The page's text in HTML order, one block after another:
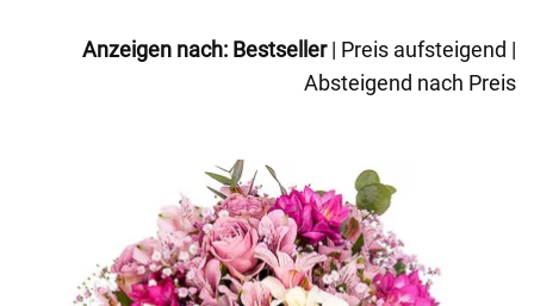
Anzeigen nach: Bestseller| Preis aufsteigend |
Absteigend nach Preis